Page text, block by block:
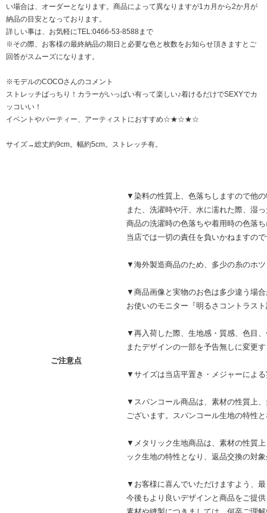
い場合は、オーダーとなります。商品によって異なりますが1カ月から2か月が
納品の目安となっております。
詳しい事は、お気軽にTEL:0466-53-8588まで
※その際、お客様の最終納品の期日と必要な色と枚数をお知らせ頂きますとご
回答がスムーズになります。
※モデルのCOCOさんのコメント
ストレッチばっちり！カラーがいっぱい有って楽しい♪着けるだけでSEXYでカ
ッコいい！
イベントやパーティー、アーティストにおすすめ☆★☆★☆
サイズ→総丈約9cm。幅約5cm。ストレッチ有。
ご注意点
▼染料の性質上、色落ちしますので他
また、洗濯時や汗、水に濡れた際、湿
商品の洗濯時の色落ちや着用時の色落
当店では一切の責任を負いかねますの
▼海外製造商品のため、多少の糸のホ
▼商品画像と実物のお色は多少違う場
お使いのモニター『明るさコントラス
▼再入荷した際、生地感・質感、色目
またデザインの一部を予告無しに変更
▼サイズは当店平置き・メジャーによ
▼スパンコール商品は、素材の性質上
ございます。スパンコール生地の特性
▼メタリック生地商品は、素材の性質
ック生地の特性となり、返品交換の対
▼お客様に喜んでいただけますよう、
今後もより良いデザインと商品をご提